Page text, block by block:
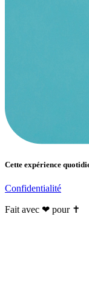
Cette expérience
Confidentialité
Fait avec ❤ pour ✝️️